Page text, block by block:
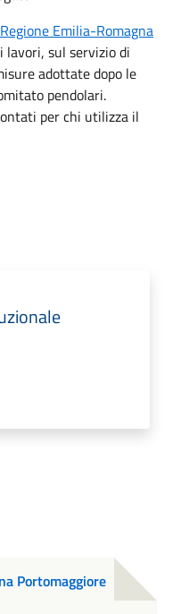
Emilia-Romagna
lavori, sul servizio di
adottate dopo le
pendolari.
per chi utilizza il
Portomaggiore